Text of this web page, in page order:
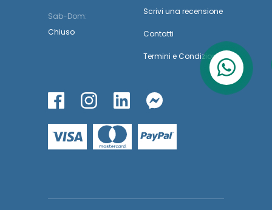
Sab-Dom:
Chiuso
Scrivi una recensione
Contatti
Termini e Condizioni